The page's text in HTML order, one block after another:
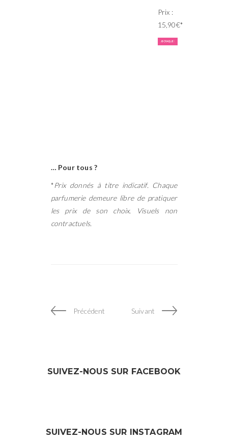
Prix :
15,90€*
… Pour tous ?
*Prix donnés à titre indicatif. Chaque
parfumerie demeure libre de pratiquer
les prix de son choix. Visuels non
contractuels.
Précédent Suivant
SUIVEZ-NOUS SUR FACEBOOK
SUIVEZ-NOUS SUR INSTAGRAM